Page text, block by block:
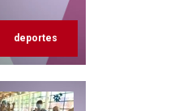
deportes